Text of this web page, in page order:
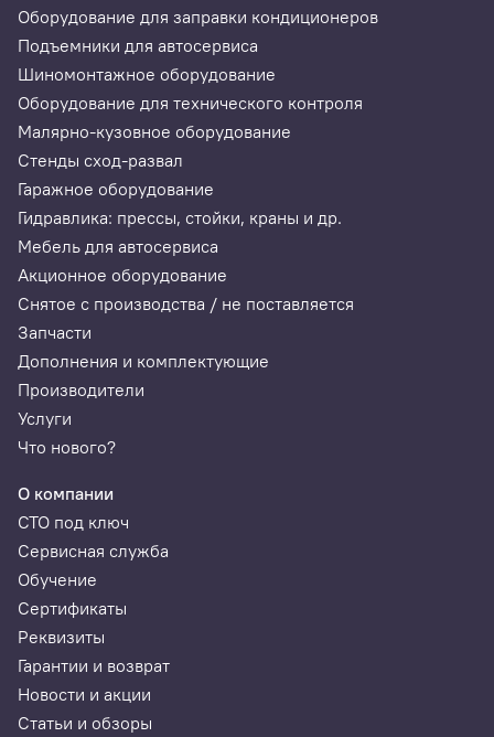
Оборудование для заправки кондиционеров
Подъемники для автосервиса
Шиномонтажное оборудование
Оборудование для технического контроля
Малярно-кузовное оборудование
Стенды сход-развал
Гаражное оборудование
Гидравлика: прессы, стойки, краны и др.
Мебель для автосервиса
Акционное оборудование
Снятое с производства / не поставляется
Запчасти
Дополнения и комплектующие
Производители
Услуги
Что нового?
О компании
СТО под ключ
Сервисная служба
Обучение
Сертификаты
Реквизиты
Гарантии и возврат
Новости и акции
Статьи и обзоры